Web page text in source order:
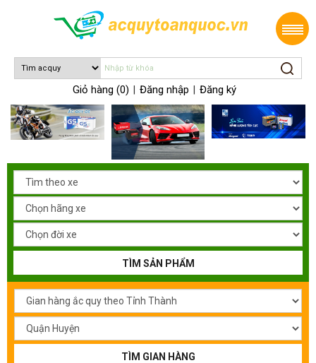
Giỏ hàng (0) Đăng nhập Đăng ký
TÌM SẢN PHẨM
TÌM GIAN HÀNG